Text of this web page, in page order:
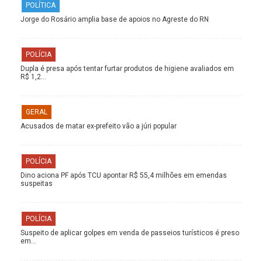
POLÍTICA
Jorge do Rosário amplia base de apoios no Agreste do RN
POLÍCIA
Dupla é presa após tentar furtar produtos de higiene avaliados em
R$ 1,2…
GERAL
Acusados de matar ex-prefeito vão a júri popular
POLÍCIA
Dino aciona PF após TCU apontar R$ 55,4 milhões em emendas
suspeitas
POLÍCIA
Suspeito de aplicar golpes em venda de passeios turísticos é preso
em…